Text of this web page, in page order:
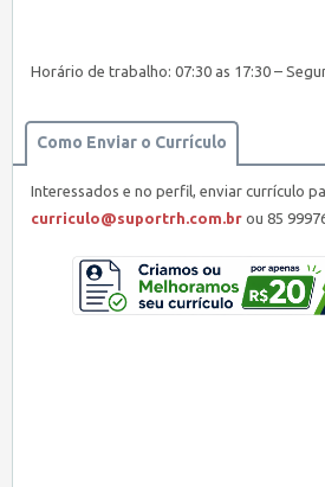
Horário de trabalho: 07:30 as 17:30 –
Como Enviar o Currículo
Interessados e no perfil, enviar currículo
curriculo@suportrh.com.br ou 85